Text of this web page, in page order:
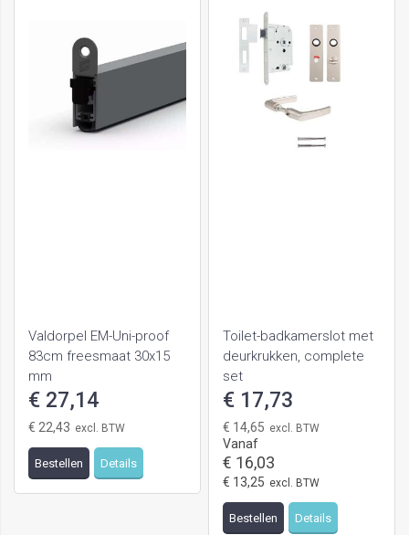
Valdorpel EM-Uni-proof
83cm freesmaat 30x15
mm
€ 27,14
€ 22,43
Bestellen Details
Toilet-badkamerslot met
deurkrukken, complete
set
€ 17,73
€ 14,65
Vanaf
€ 16,03
€ 13,25
Bestellen Details